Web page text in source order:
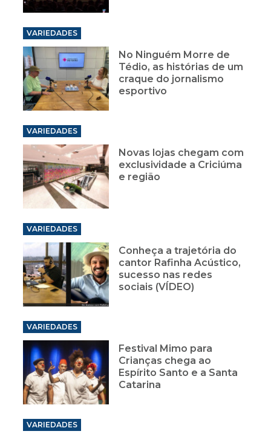
VARIEDADES
No Ninguém Morre de
Tédio, as histórias de um
craque do jornalismo
esportivo
VARIEDADES
Novas lojas chegam com
exclusividade a Criciúma
e região
VARIEDADES
Conheça a trajetória do
cantor Rafinha Acústico,
sucesso nas redes
sociais (VÍDEO)
VARIEDADES
Festival Mimo para
Crianças chega ao
Espírito Santo e a Santa
Catarina
VARIEDADES